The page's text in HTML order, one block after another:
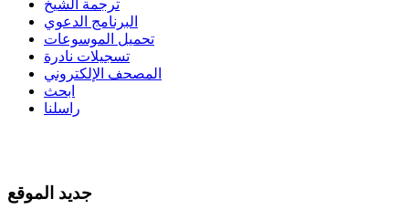
ترجمة الشيخ
البرنامج الدعوي
تحميل الموسوعات
تسجيلات نادرة
المصحف الإلكتروني
ابحث
راسلنا
جديد الموقع